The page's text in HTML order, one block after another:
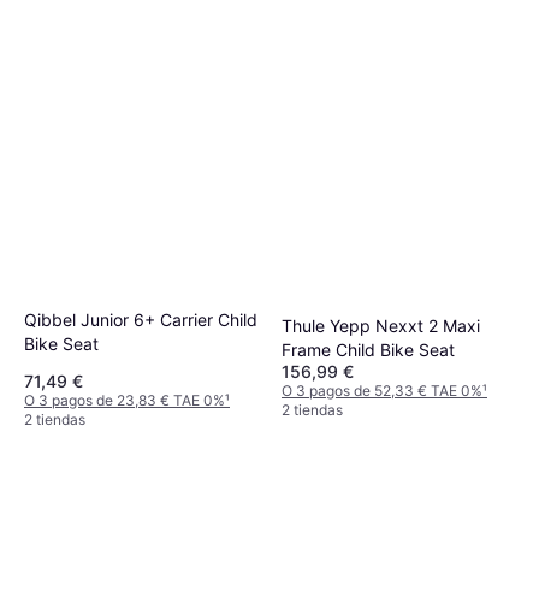
Qibbel Junior 6+ Carrier Child
Bike Seat
71,49 €
O 3 pagos de 23,83 € TAE 0%¹
2 tiendas
Thule Yepp Nexxt 2 Maxi
Frame Child Bike Seat
156,99 €
O 3 pagos de 52,33 € TAE 0%¹
2 tiendas